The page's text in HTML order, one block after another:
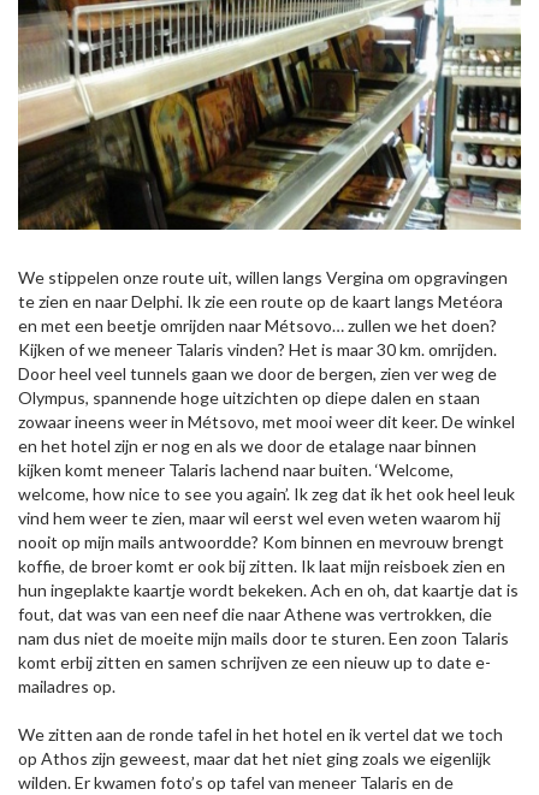
We stippelen onze route uit, willen langs Vergina om opgravingen
te zien en naar Delphi. Ik zie een route op de kaart langs Metéora
en met een beetje omrijden naar Métsovo… zullen we het doen?
Kijken of we meneer Talaris vinden? Het is maar 30 km. omrijden.
Door heel veel tunnels gaan we door de bergen, zien ver weg de
Olympus, spannende hoge uitzichten op diepe dalen en staan
zowaar ineens weer in Métsovo, met mooi weer dit keer. De winkel
en het hotel zijn er nog en als we door de etalage naar binnen
kijken komt meneer Talaris lachend naar buiten. ‘Welcome,
welcome, how nice to see you again’. Ik zeg dat ik het ook heel leuk
vind hem weer te zien, maar wil eerst wel even weten waarom hij
nooit op mijn mails antwoordde? Kom binnen en mevrouw brengt
koffie, de broer komt er ook bij zitten. Ik laat mijn reisboek zien en
hun ingeplakte kaartje wordt bekeken. Ach en oh, dat kaartje dat is
fout, dat was van een neef die naar Athene was vertrokken, die
nam dus niet de moeite mijn mails door te sturen. Een zoon Talaris
komt erbij zitten en samen schrijven ze een nieuw up to date e-
mailadres op.
We zitten aan de ronde tafel in het hotel en ik vertel dat we toch
op Athos zijn geweest, maar dat het niet ging zoals we eigenlijk
wilden. Er kwamen foto’s op tafel van meneer Talaris en de